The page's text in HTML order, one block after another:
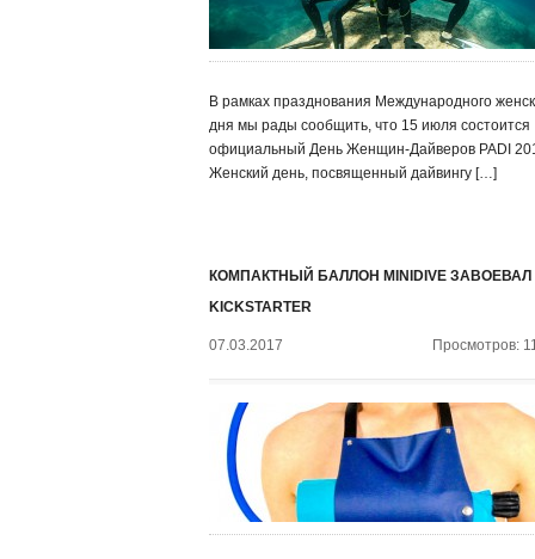
В рамках празднования Международного
дня мы рады сообщить, что 15 июля состоится
официальный День Женщин-Дайверов PADI
Женский день, посвященный дайвингу […]
КОМПАКТНЫЙ БАЛЛОН MINIDIVE ЗАВОЕВАЛ
KICKSTARTER
07.03.2017 Просмотров: